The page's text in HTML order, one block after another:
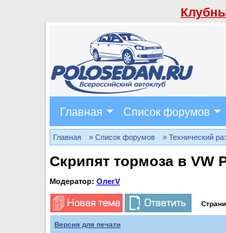
Главная Список форумов
Главная » Список форумов » Технический
Скрипят тормоза в VW
Модератор: ОлегV
Версия для печати